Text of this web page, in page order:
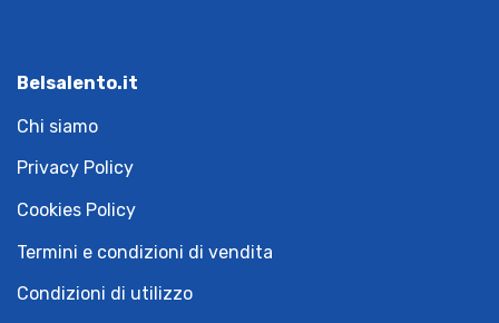
Belsalento.it
Chi siamo
Privacy Policy
Cookies Policy
Termini e condizioni di vendita
Condizioni di utilizzo